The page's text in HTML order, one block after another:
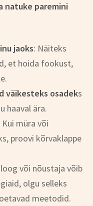
natuke paremini
jaoks: Näiteks
et hoida fookust,
väikesteks osadeks
haaval ära.
Kui müra või
proovi kõrvaklappe
või nõustaja võib
olgu selleks
meetodid.